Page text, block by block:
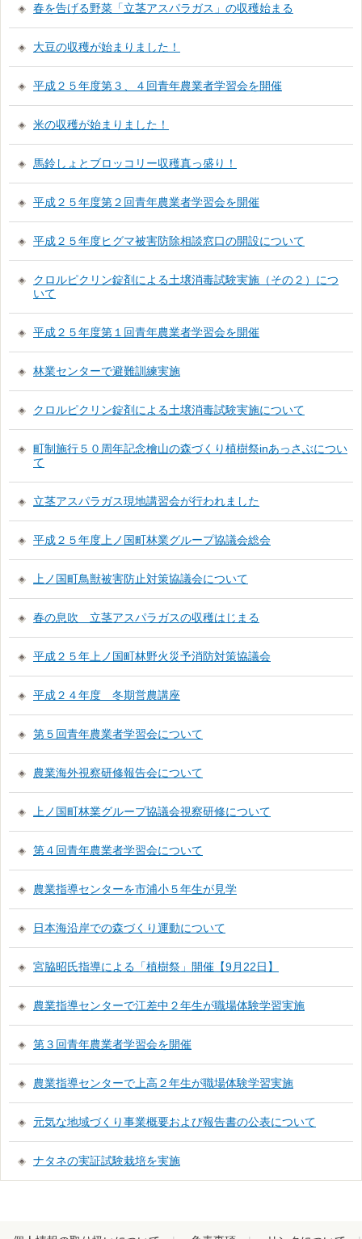
春を告げる野菜「立茎アスパラガス」の収穫始まる
大豆の収穫が始まりました！
平成２５年度第３、４回青年農業者学習会を開催
米の収穫が始まりました！
馬鈴しょとブロッコリー収穫真っ盛り！
平成２５年度第２回青年農業者学習会を開催
平成２５年度ヒグマ被害防除相談窓口の開設について
クロルピクリン錠剤による土壌消毒試験実施（その２）につ
いて
平成２５年度第１回青年農業者学習会を開催
林業センターで避難訓練実施
クロルピクリン錠剤による土壌消毒試験実施について
町制施行５０周年記念檜山の森づくり植樹祭inあっさぶについ
て
立茎アスパラガス現地講習会が行われました
平成２５年度上ノ国町林業グループ協議会総会
上ノ国町鳥獣被害防止対策協議会について
春の息吹 立茎アスパラガスの収穫はじまる
平成２５年上ノ国町林野火災予消防対策協議会
平成２４年度 冬期営農講座
第５回青年農業者学習会について
農業海外視察研修報告会について
上ノ国町林業グループ協議会視察研修について
第４回青年農業者学習会について
農業指導センターを市浦小５年生が見学
日本海沿岸での森づくり運動について
宮脇昭氏指導による「植樹祭」開催【9月22日】
農業指導センターで江差中２年生が職場体験学習実施
第３回青年農業者学習会を開催
農業指導センターで上高２年生が職場体験学習実施
元気な地域づくり事業概要および報告書の公表について
ナタネの実証試験栽培を実施